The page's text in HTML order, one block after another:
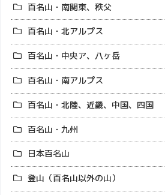
百名山・南関東、秩父
百名山・北アルプス
百名山・中央ア、八ヶ岳
百名山・南アルプス
百名山・北陸、近畿、中国、四国
百名山・九州
日本百名山
登山（百名山以外の山）